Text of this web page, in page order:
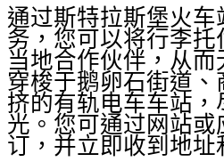
通过斯特拉斯堡火
务，您可以将行李
当地合作伙伴，从
穿梭于鹅卵石街道
挤的有轨电车车站
光。您可通过网站
订，并立即收到地